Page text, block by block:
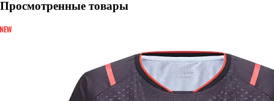
Просмотренные товары